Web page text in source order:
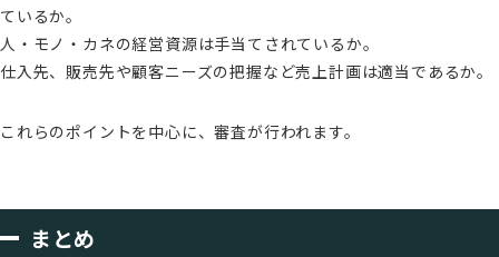
ているか。
人・モノ・カネの経営資源は手当てされているか。
仕入先、販売先や顧客ニーズの把握など売上計画は適当であるか。
これらのポイントを中心に、審査が行われます。
まとめ